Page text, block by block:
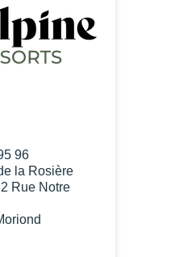
96
la Rosière
Rue Notre